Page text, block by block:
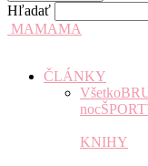
Hľadať
MAMAMA
ČLÁNKY
Všetko
nocŠPORT
KNIHY